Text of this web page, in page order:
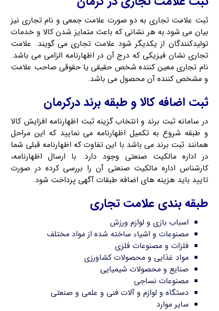
ثبت علامت تجاری به دو صورت علامت جمعی و نام تجاری نیز
بیان می شود.به هر نشانی که باعث متمایز شدن کالا و خدمات
تولیدکنندگان از یکدیگر شود علامت تجاری می گویند. علامت
تجاری نشان فیزیکی که درج آن در اظهارنامه الزامی می باشد.
نام تجاری معین کننده شخص حقیقی یا حقوقی صاحب علامت
و مشخص کننده آن محصول می باشد.
ثبت اضافه کالا و طبقه برند درکرمان
در سامانه ثبت برند و انتخاب گزینه ثبت اظهارنامه افزایش کالا
و طبقه شروع به تکمیل اظهارنامه می نمایید که این مراحل
همانند ثبت برند می باشد با این تفاوت که اظهارنامه قبلی شما
در اداره مالکیت صنعتی وجود دارد. با ارسال اظهارنامه،
کارشناس اداره مالکیت صنعتی آن را بررسی کرده در صورت
تایید باید هزینه های اضافه طبقات آگهی پرداخت شود.
طبقه بندی علامت تجاری
اسباب بازی و لوازم ورزش
مصنوعات و اشیاء ساخته شده از مواد مختلف
فلزات و مصنوعات فلزی
مواد غذایی و محصولات کشاورزی
صنایع و محصولات شیمیایی
مصنوعات نساجی
دستگاه و لوازم و آلات فنی و علمی و صنعتی
سایر موارد